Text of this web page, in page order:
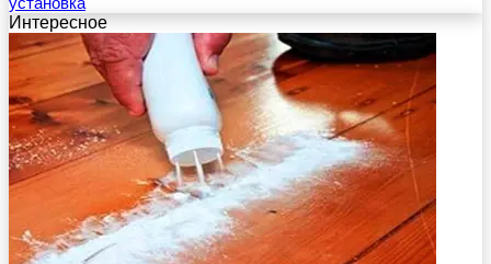
Интересное